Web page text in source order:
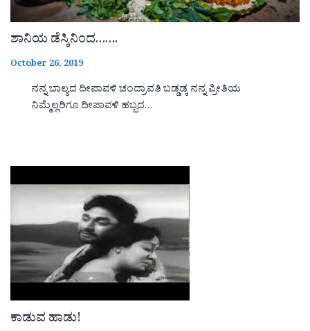
ಶಾನಿಯ ಡೆಸ್ಕಿನಿಂದ…….
October 26, 2019
ನನ್ನ ಬಾಲ್ಯದ ದೀಪಾವಳಿ ಚಂದ್ರಾವತಿ ಬಡ್ಡಡ್ಕ ನನ್ನ ಪ್ರೀತಿಯ
ನಿಮ್ಮೆಲ್ಲರಿಗೂ ದೀಪಾವಳಿ ಹಬ್ಬದ…
ಕಾಡುವ ಹಾಡು!